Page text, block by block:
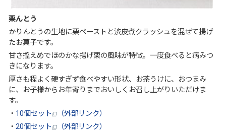
栗んとう
かりんとうの生地に栗ペーストと渋皮煮クラッシュを混ぜて揚げ
たお菓子です。
甘さ控えめでほのかな揚げ栗の風味が特徴。一度食べると病みつ
きになります。
厚さも程よく硬すぎず食べやすい形状、お茶うけに、おつまみ
に、お子様からお年寄りまでおいしくお召し上がりいただけま
す。
・ 10個セット
（外部リンク）
・20個セット （外部リンク）